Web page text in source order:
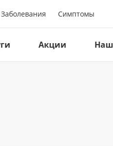
Заболевания Симптомы
Акции